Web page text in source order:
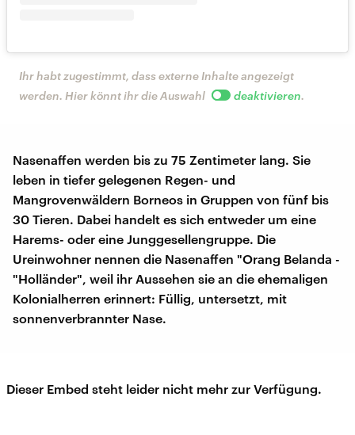
Ihr habt zugestimmt, dass externe Inhalte angezeigt
werden. Hier könnt ihr die Auswahl
deaktivieren.
Nasenaffen werden bis zu 75 Zentimeter lang. Sie
leben in tiefer gelegenen Regen- und
Mangrovenwäldern Borneos in Gruppen von fünf bis
30 Tieren. Dabei handelt es sich entweder um eine
Harems- oder eine Junggesellengruppe. Die
Ureinwohner nennen die Nasenaffen "Orang Belanda -
"Holländer", weil ihr Aussehen sie an die ehemaligen
Kolonialherren erinnert: Füllig, untersetzt, mit
sonnenverbrannter Nase.
Dieser Embed steht leider nicht mehr zur Verfügung.